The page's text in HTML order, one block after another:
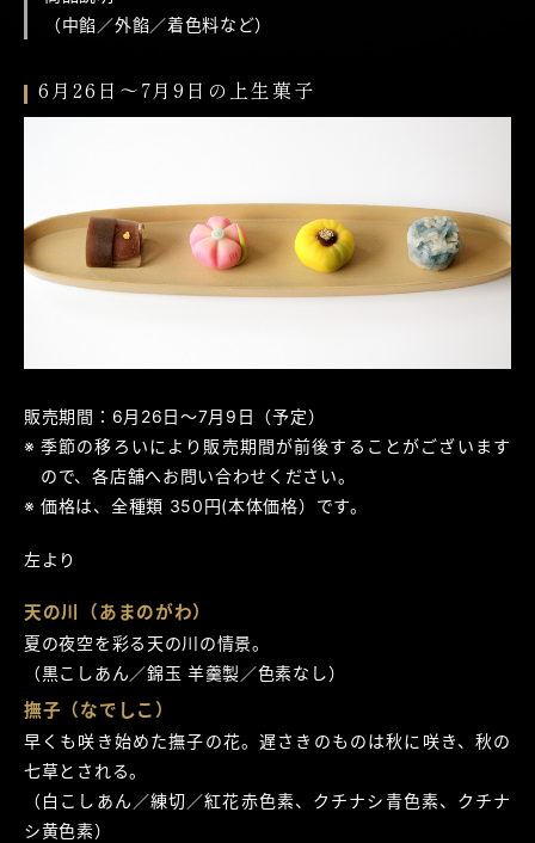
（中餡／外餡／着色料など）
6月26日～7月9日の上生菓子
販売期間：6月26日～7月9日（予定）
季節の移ろいにより販売期間が前後することがございます
ので、各店舗へお問い合わせください。
価格は、全種類 350円(本体価格）です。
左より
天の川（あまのがわ）
夏の夜空を彩る天の川の情景。
（黒こしあん／錦玉 羊羹製／色素なし）
撫子（なでしこ）
早くも咲き始めた撫子の花。遅さきのものは秋に咲き、秋の
七草とされる。
（白こしあん／練切／紅花赤色素、クチナシ青色素、クチナ
シ黄色素）